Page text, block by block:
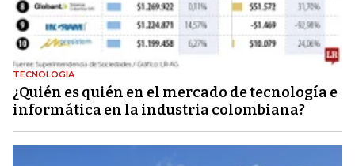
TECNOLOGÍA
¿Quién es quién en el mercado de tecnología e
informática en la industria colombiana?